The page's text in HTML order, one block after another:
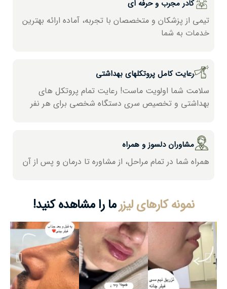
کادر مجرب و حرفه ای
تیمی از پزشکان و متخصصان با تجربه، آماده ارائه بھترین
خدمات به شما
رعایت کامل پروتکلھای بھداشتی
سلامت شما اولویت ماست! رعایت تمام پروتکل ھای
بھداشتی و تخصیص سری دستگاه شخصی برای ھر نفر
مشاوران دلسوز و ھمراه
ھمراه شما در تمام مراحل، از مشاوره تا درمان و پس از آن
نمونه کارھای لیزرما را مشاھده کنید!